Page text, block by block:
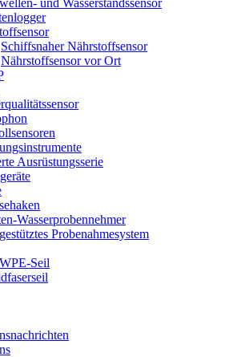
und Wasserstandssensor
Schiffsnaher Nährstoffsensor
Nährstoffsensor vor Ort
Ausrüstungsserie
Wasserprobennehmer
Probenahmesystem
Seil